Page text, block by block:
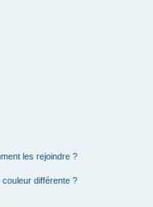
les rejoindre ?
différente ?